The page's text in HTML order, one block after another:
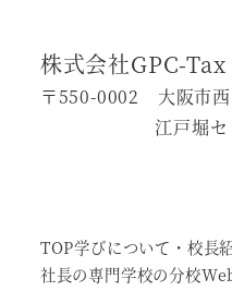
株式会社GPC-Tax
〒550-0002 大阪市西
江戸堀センタ
TOP学びについて・校長
社長の専門学校の分校